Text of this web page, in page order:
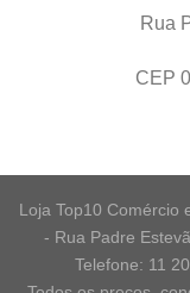
Rua
CEP
Loja Top10 Comércio
- Rua Padre
Telefone: 11